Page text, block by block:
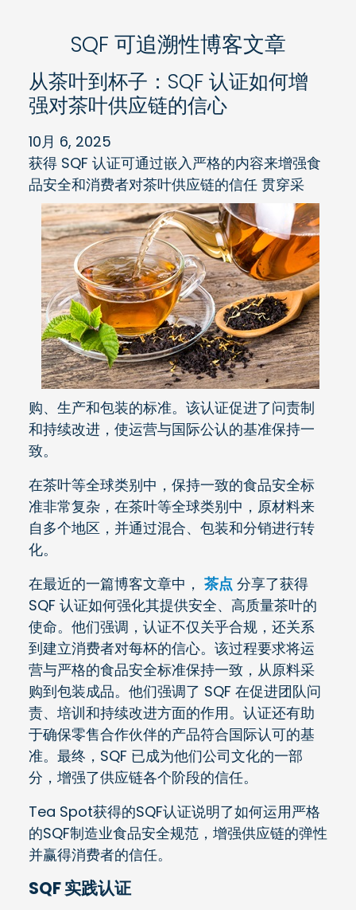
SQF 可追溯性博客文章
从茶叶到杯子：SQF 认证如何增
强对茶叶供应链的信心
10月 6, 2025
获得 SQF 认证可通过嵌入严格的内容来增强食
品安全和消费者对茶叶供应链的信任 贯穿采
购、生产和包装的标准。该认证促进了问责制
和持续改进，使运营与国际公认的基准保持一
致。
在茶叶等全球类别中，保持一致的食品安全标
准非常复杂，在茶叶等全球类别中，原材料来
自多个地区，并通过混合、包装和分销进行转
化。
在最近的一篇博客文章中， 茶点 分享了获得
SQF 认证如何强化其提供安全、高质量茶叶的
使命。他们强调，认证不仅关乎合规，还关系
到建立消费者对每杯的信心。该过程要求将运
营与严格的食品安全标准保持一致，从原料采
购到包装成品。他们强调了 SQF 在促进团队问
责、培训和持续改进方面的作用。认证还有助
于确保零售合作伙伴的产品符合国际认可的基
准。最终，SQF 已成为他们公司文化的一部
分，增强了供应链各个阶段的信任。
Tea Spot获得的SQF认证说明了如何运用严格
的SQF制造业食品安全规范，增强供应链的弹性
并赢得消费者的信任。
SQF 实践认证